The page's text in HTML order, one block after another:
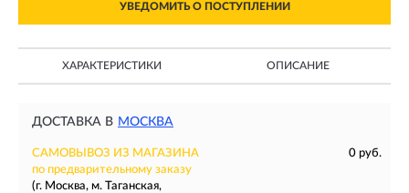
УВЕДОМИТЬ О ПОСТУПЛЕНИИ
ХАРАКТЕРИСТИКИ ОПИСАНИЕ
ДОСТАВКА В МОСКВА
САМОВЫВОЗ ИЗ МАГАЗИНА
0 руб.
по предварительному заказу
(г. Москва, м. Таганская,